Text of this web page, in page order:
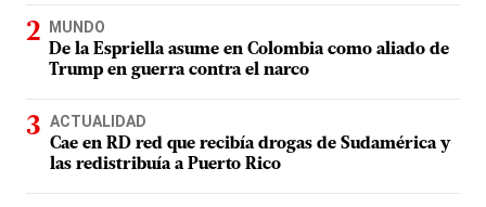
MUNDO
De la Espriella asume en Colombia como aliado de
Trump en guerra contra el narco
ACTUALIDAD
Cae en RD red que recibía drogas de Sudamérica y
las redistribuía a Puerto Rico